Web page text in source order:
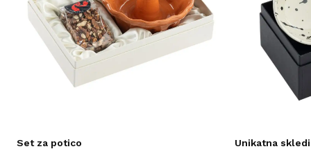
Set za potico Unikatna